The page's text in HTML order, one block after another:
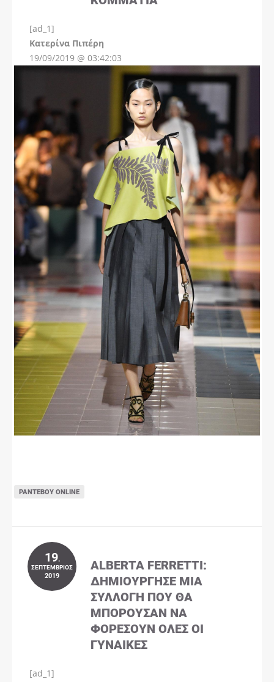
[ad_1]
Kατερίνα Πιπέρη
19/09/2019 @ 03:42:03
ΡΑΝΤΕΒΟΎ ONLINE
19.
ΣΕΠΤΈΜΒΡΙΟΣ
2019
ALBERTA FERRETTI:
ΔΗΜΙΟΎΡΓΗΣΕ ΜΊΑ
ΣΥΛΛΟΓΉ ΠΟΥ ΘΑ
ΜΠΟΡΟΎΣΑΝ ΝΑ
ΦΟΡΈΣΟΥΝ ΌΛΕΣ ΟΙ
ΓΥΝΑΊΚΕΣ
[ad_1]